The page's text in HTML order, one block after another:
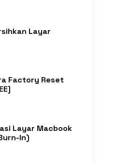
Layar
Factory Reset
Layar Macbook
In)